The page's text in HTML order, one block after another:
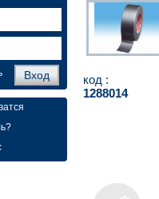
код :
1288014